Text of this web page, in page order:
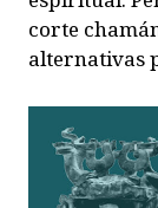
corte
alternativas